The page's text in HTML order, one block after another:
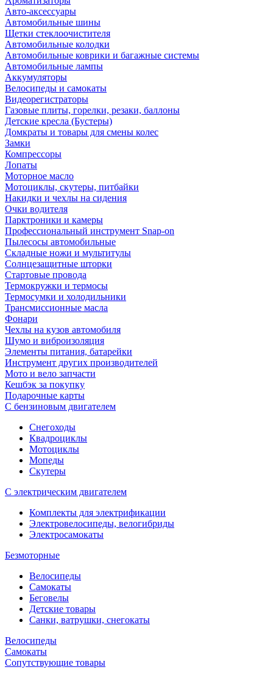
Авто-аксессуары
Автомобильные шины
Щетки стеклоочистителя
Автомобильные колодки
Автомобильные коврики и багажные системы
Автомобильные лампы
Аккумуляторы
Велосипеды и самокаты
Видеорегистраторы
Газовые плиты, горелки, резаки, баллоны
Детские кресла (Бустеры)
Домкраты и товары для смены колес
Замки
Компрессоры
Лопаты
Моторное масло
Мотоциклы, скутеры, питбайки
Накидки и чехлы на сидения
Очки водителя
Парктроники и камеры
Профессиональный инструмент Snap-on
Пылесосы автомобильные
Складные ножи и мультитулы
Солнцезащитные шторки
Стартовые провода
Термокружки и термосы
Термосумки и холодильники
Трансмиссионные масла
Фонари
Чехлы на кузов автомобиля
Шумо и виброизоляция
Элементы питания, батарейки
Инструмент других производителей
Мото и вело запчасти
Кешбэк за покупку
Подарочные карты
С бензиновым двигателем
Снегоходы
Квадроциклы
Мотоциклы
Мопеды
Скутеры
С электрическим двигателем
Комплекты для электрификации
Электровелосипеды, велогибриды
Электросамокаты
Безмоторные
Велосипеды
Самокаты
Беговелы
Детские товары
Санки, ватрушки, снегокаты
Велосипеды
Самокаты
Сопутствующие товары